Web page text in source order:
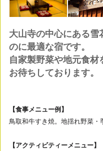
大山寺の中心にある
のに最適な宿です。
自家製野菜や地元食
お待ちしております。
【食事メニュー例】
鳥取和牛すき焼。地揺れ野菜
【アクティビティーメニュー】